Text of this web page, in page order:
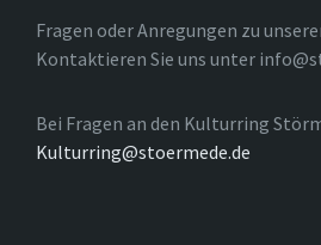
Fragen oder Anregungen zu
Kontaktieren Sie uns unter
Bei Fragen an den Kulturring
Kulturring@stoermede.de